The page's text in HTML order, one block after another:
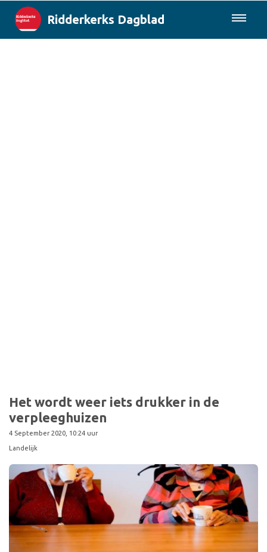
Ridderkerks Dagblad
Het wordt weer iets drukker in de
verpleeghuizen
4 September 2020, 10:24 uur
Landelijk